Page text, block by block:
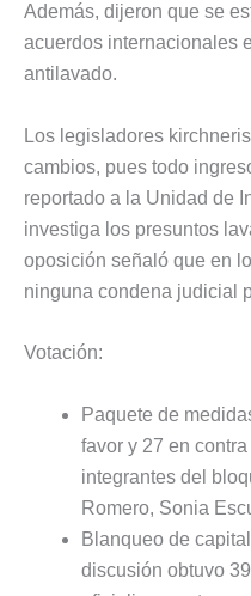
Además, dijeron que se
acuerdos internacionales
antilavado.
Los legisladores
cambios, pues todo
reportado a la Unidad de
investiga los presuntos
oposición señaló que en
ninguna condena judicial
Votación:
Paquete de
favor y 27 en
integrantes del
Romero, Sonia
Blanqueo de
discusión obtuvo